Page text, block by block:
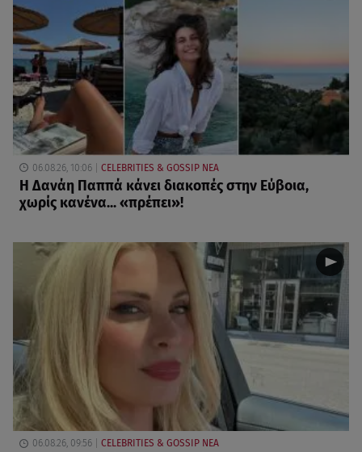
06.08.26, 10:06 CELEBRITIES & GOSSIP ΝΕΑ
Η Δανάη Παππά κάνει διακοπές στην Εύβοια,
χωρίς κανένα... «πρέπει»!
06.08.26, 09:56 CELEBRITIES & GOSSIP ΝΕΑ